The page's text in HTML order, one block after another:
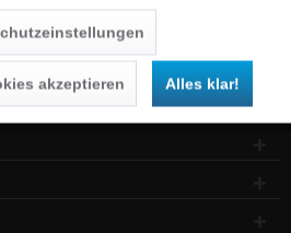
habe ich zur Kenntnis
akzeptieren Alles klar!